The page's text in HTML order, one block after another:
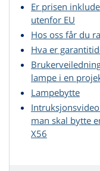
Er prisen
utenfor EU
Hos oss får du
Hva er
lampe i en
Lampebytte
man skal bytte
X56